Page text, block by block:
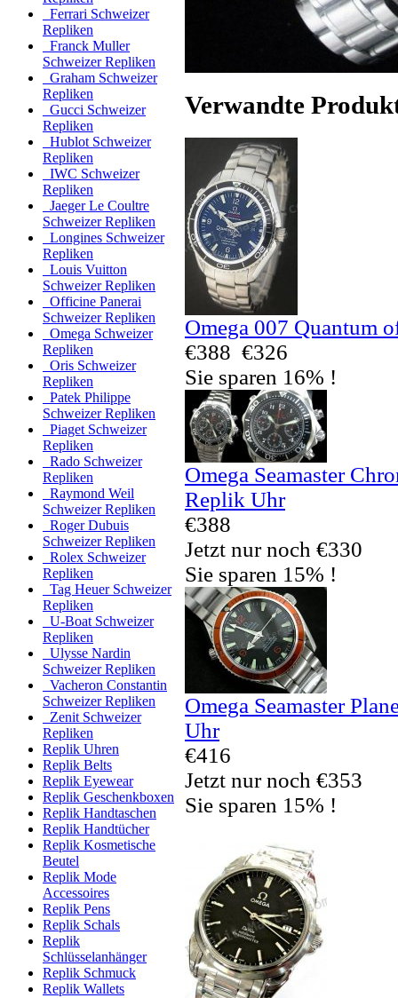
Ferrari Schweizer
Repliken
Franck Muller
Schweizer Repliken
Graham Schweizer
Repliken
Gucci Schweizer
Repliken
Hublot Schweizer
Repliken
IWC Schweizer
Repliken
Jaeger Le Coultre
Schweizer Repliken
Longines Schweizer
Repliken
Louis Vuitton
Schweizer Repliken
Officine Panerai
Schweizer Repliken
Omega Schweizer
Repliken
Oris Schweizer
Repliken
Patek Philippe
Schweizer Repliken
Piaget Schweizer
Repliken
Rado Schweizer
Repliken
Raymond Weil
Schweizer Repliken
Roger Dubuis
Schweizer Repliken
Rolex Schweizer
Repliken
Tag Heuer Schweizer
Repliken
U-Boat Schweizer
Repliken
Ulysse Nardin
Schweizer Repliken
Vacheron Constantin
Schweizer Repliken
Zenit Schweizer
Repliken
Replik Uhren
Replik Belts
Replik Eyewear
Replik Geschenkboxen
Replik Handtaschen
Replik Handtücher
Replik Kosmetische
Beutel
Replik Mode
Accessoires
Replik Pens
Replik Schals
Replik
Schlüsselanhänger
Replik Schmuck
Replik Wallets
Verwandte
Omega 007 Quantum
€388 €326
Sie sparen 16% !
Omega Seamaster
Replik Uhr
€388
Jetzt nur noch €330
Sie sparen 15% !
Omega Seamaster
Uhr
€416
Jetzt nur noch €353
Sie sparen 15% !